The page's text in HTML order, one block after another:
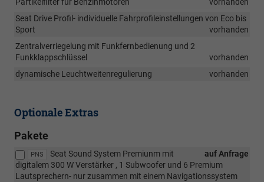
Partikelfilter für Benzinmotoren
vorhanden
Seat Drive Profil- individuelle Fahrprofileinstellungen von Eco bis
Sport
vorhanden
Zentralverriegelung mit Funkfernbedienung und 2
Funkklappschlüssel
vorhanden
dynamische Leuchtweitenregulierung
vorhanden
Optionale Extras
Pakete
PNS auf Anfrage
Seat Sound System Premiunm mit
digitalem 300 W Verstärker , 1 Subwoofer und 6 Premium
Lautsprechern- nur zusammen mit einem Navigationssystem